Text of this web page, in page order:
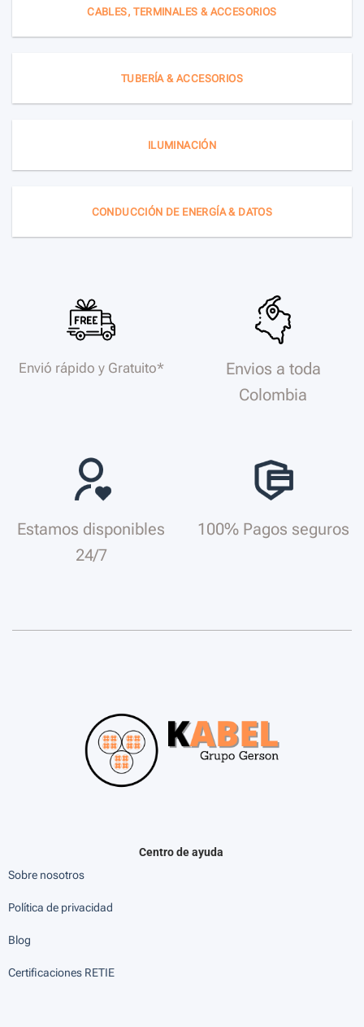
CABLES, TERMINALES & ACCESORIOS
TUBERÍA & ACCESORIOS
ILUMINACIÓN
CONDUCCIÓN DE ENERGÍA & DATOS
Envió rápido y Gratuito*
Envios a toda
Colombia
Estamos disponibles
24/7
100% Pagos seguros
Centro de ayuda
Sobre nosotros
Política de privacidad
Blog
Certificaciones RETIE